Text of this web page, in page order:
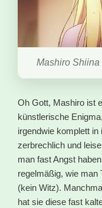
Mashiro Shiina
Oh Gott, Mashiro ist
künstlerische
irgendwie komplett
zerbrechlich und
man fast Angst
regelmäßig, wie man
(kein Witz).
hat sie diese fast